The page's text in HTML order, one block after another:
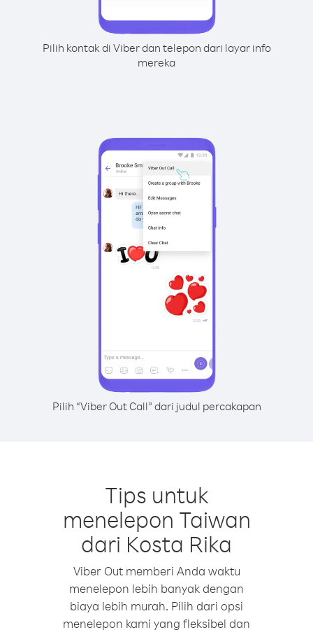
Pilih kontak di Viber dan telepon dari layar info
mereka
Pilih “Viber Out Call” dari judul percakapan
Tips untuk
menelepon Taiwan
dari Kosta Rika
Viber Out memberi Anda waktu
menelepon lebih banyak dengan
biaya lebih murah. Pilih dari opsi
menelepon kami yang fleksibel dan